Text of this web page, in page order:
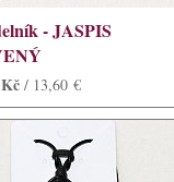
- JASPIS
/ 13,60 €